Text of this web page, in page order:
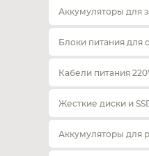
Аккумуляторы для
Блоки питания для
Кабели питания
Жесткие диски и
Аккумуляторы для